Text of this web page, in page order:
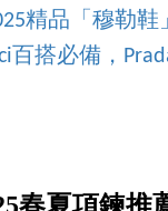
精品「穆勒鞋
百搭必備，